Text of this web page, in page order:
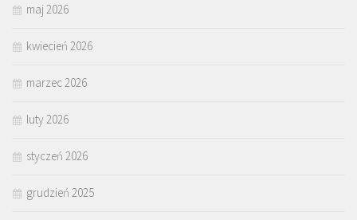
maj 2026
kwiecień 2026
marzec 2026
luty 2026
styczeń 2026
grudzień 2025